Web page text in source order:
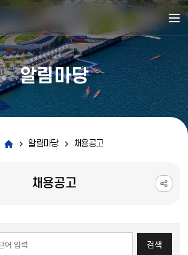
알림마당
알림마당 채용공고
채용공고
검색